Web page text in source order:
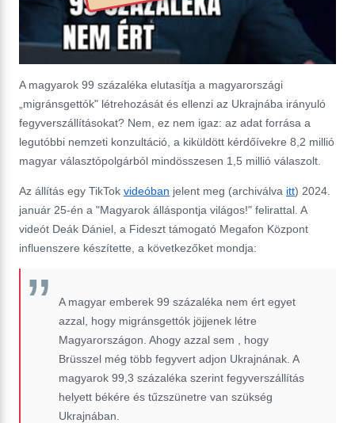
A magyarok 99 százaléka elutasítja a magyarországi
„migránsgettók" létrehozását és ellenzi az Ukrajnába irányuló
fegyverszállításokat? Nem, ez nem igaz: az adat forrása a
legutóbbi nemzeti konzultáció, a kiküldött kérdőívekre 8,2 millió
magyar választópolgárból mindösszesen 1,5 millió válaszolt.
Az állítás egy TikTok videóban jelent meg (archiválva itt) 2024.
január 25-én a "Magyarok álláspontja világos!" felirattal. A
videót Deák Dániel, a Fideszt támogató Megafon Központ
influenszere készítette, a következőket mondja:
A magyar emberek 99 százaléka nem ért egyet
azzal, hogy migránsgettók jöjjenek létre
Magyarországon. Ahogy azzal sem , hogy
Brüsszel még több fegyvert adjon Ukrajnának. A
magyarok 99,3 százaléka szerint fegyverszállítás
helyett békére és tűzszünetre van szükség
Ukrajnában.